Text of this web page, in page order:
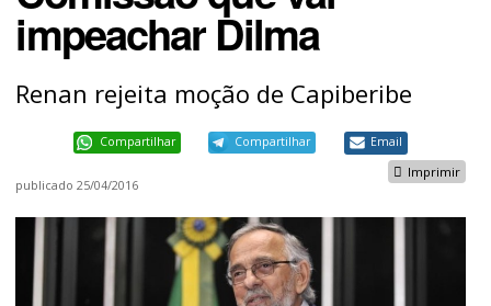
impeachar Dilma
Renan rejeita moção de Capiberibe
Compartilhar Compartilhar Email
Imprimir
publicado 25/04/2016